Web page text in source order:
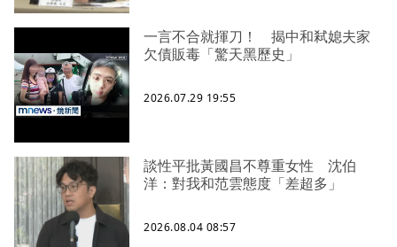
一言不合就揮刀！ 揭中和弒媳夫家
欠債販毒「驚天黑歷史」
2026.07.29 19:55
談性平批黃國昌不尊重女性 沈伯
洋：對我和范雲態度「差超多」
2026.08.04 08:57